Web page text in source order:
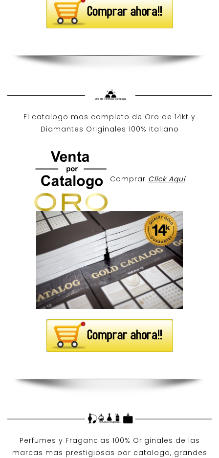
El catalogo mas completo de Oro de 14kt y
Diamantes Originales 100% Italiano
Comprar Click Aqui
Perfumes y Fragancias 100% Originales de las
marcas mas prestigiosas por catalogo, grandes